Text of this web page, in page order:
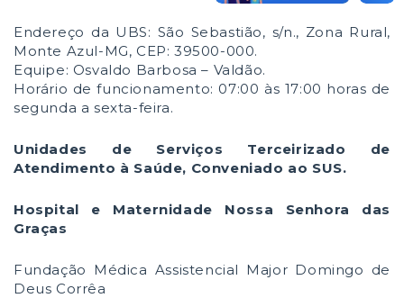
Endereço da UBS: São Sebastião, s/n., Zona Rural,
Monte Azul-MG, CEP: 39500-000.
Equipe: Osvaldo Barbosa – Valdão.
Horário de funcionamento: 07:00 às 17:00 horas de
segunda a sexta-feira.
Unidades de Serviços Terceirizado de
Atendimento à Saúde, Conveniado ao SUS.
Hospital e Maternidade Nossa Senhora das
Graças
Fundação Médica Assistencial Major Domingo de
Deus Corrêa